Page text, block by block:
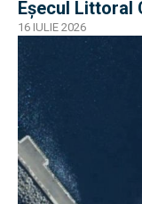
Eșecul Littoral
pe americani
16 IULIE 2026